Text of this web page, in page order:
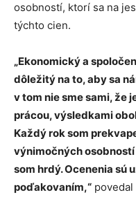
osobností, ktorí sa na
týchto cien.
„Ekonomický a
dôležitý na to, aby sa
v tom nie sme sami, že
prácou, výsledkami
Každý rok som
výnimočných osobností
som hrdý. Ocenenia sú
poďakovaním,“ povedal